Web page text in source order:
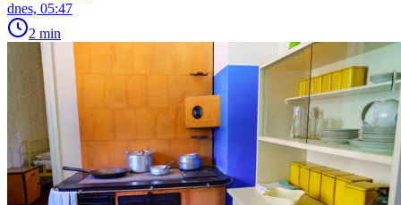
dnes, 05:47
2 min